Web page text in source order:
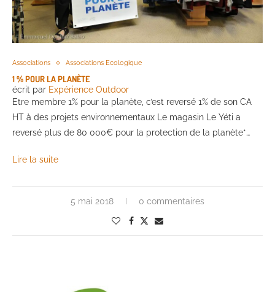
Associations Associations Ecologique
1 % POUR LA PLANÈTE
écrit par Expérience Outdoor
Etre membre 1% pour la planète, c’est reversé 1% de son CA
HT à des projets environnementaux Le magasin Le Yéti a
reversé plus de 80 000€ pour la protection de la planète*…
Lire la suite
5 mai 2018 0 commentaires